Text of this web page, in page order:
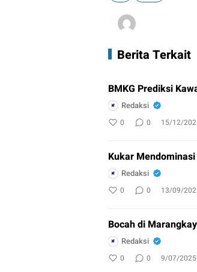
Berita Terkait
BMKG Prediksi
Redaksi
0 0 15/12/
Kukar
Redaksi
0 0 13/09/
Bocah di
Redaksi
0 0 9/07/2025